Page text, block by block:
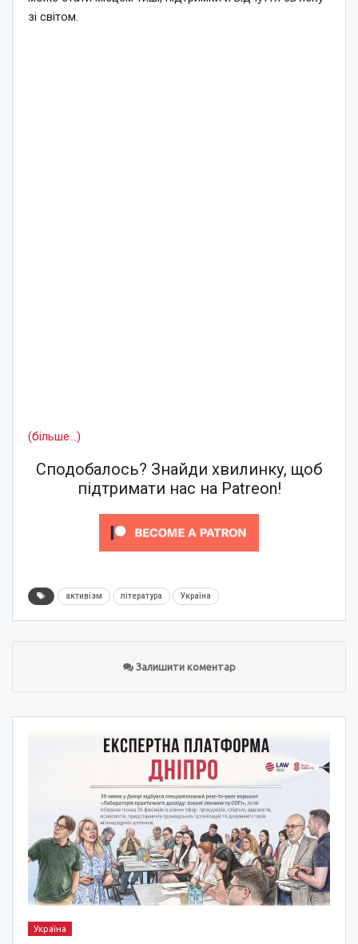
зі світом.
(більше…)
Сподобалось? Знайди хвилинку, щоб
підтримати нас на Patreon!
активізм література Україна
Залишити коментар
Україна